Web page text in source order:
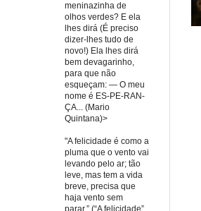
meninazinha de
olhos verdes? E ela
lhes dirá (É preciso
dizer-lhes tudo de
novo!) Ela lhes dirá
bem devagarinho,
para que não
esqueçam: — O meu
nome é ES-PE-RAN-
ÇA... (Mario
Quintana)>
"A felicidade é como a
pluma que o vento vai
levando pelo ar; tão
leve, mas tem a vida
breve, precisa que
haja vento sem
parar.” (“A felicidade”,